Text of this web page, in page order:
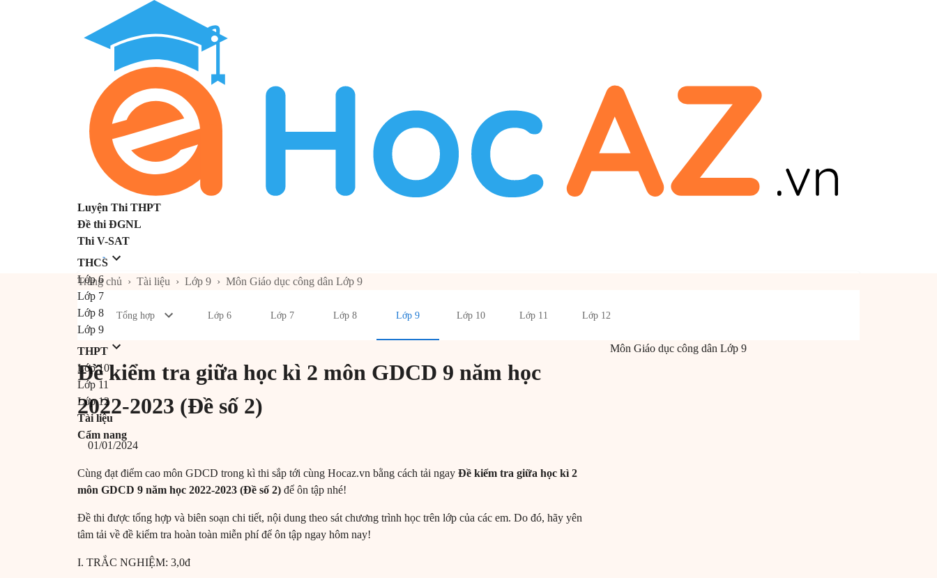
Luyện Thi THPT
Đề thi ĐGNL
Thi V-SAT
THCS
Lớp 6
Lớp 7
Lớp 8
Lớp 9
THPT
Lớp 10
Lớp 11
Lớp 12
Tài liệu
Cẩm nang
Trang chủ › Tài liệu › Lớp 9 › Môn Giáo dục công dân Lớp 9
Tổng hợp Lớp 6 Lớp 7 Lớp 8 Lớp 9 Lớp 10 Lớp 11 Lớp 12
Đề kiểm tra giữa học kì 2 môn GDCD 9 năm học
2022-2023 (Đề số 2)
01/01/2024
Cùng đạt điểm cao môn GDCD trong kì thi sắp tới cùng Hocaz.vn bằng cách tải ngay Đề kiểm tra giữa học kì 2
môn GDCD 9 năm học 2022-2023 (Đề số 2) để ôn tập nhé!
Đề thi được tổng hợp và biên soạn chi tiết, nội dung theo sát chương trình học trên lớp của các em. Do đó, hãy yên
tâm tải về đề kiểm tra hoàn toàn miễn phí để ôn tập ngay hôm nay!
I. TRẮC NGHIỆM: 3,0đ
Môn Giáo dục công dân Lớp 9